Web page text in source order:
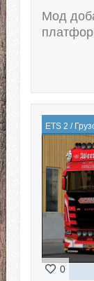
Мод
ETS 2 /
0